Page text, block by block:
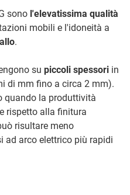
sono l'elevatissima qualità
mobili e l'idoneità a
.
su piccoli spessori in
di mm fino a circa 2 mm).
quando la produttività
rispetto alla finitura
risultare meno
ad arco elettrico più rapidi